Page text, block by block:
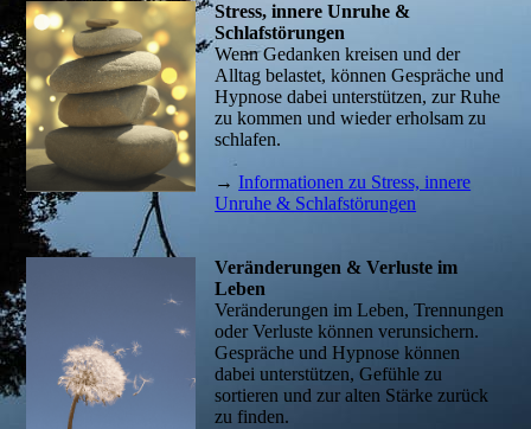
Stress, innere Unruhe &
Schlafstörungen
Wenn Gedanken kreisen und der
Alltag belastet, können Gespräche und
Hypnose dabei unterstützen, zur Ruhe
zu kommen und wieder erholsam zu
schlafen.
→Informationen zu Stress, innere
Unruhe & Schlafstörungen
Veränderungen & Verluste im
Leben
Veränderungen im Leben, Trennungen
oder Verluste können verunsichern.
Gespräche und Hypnose können
dabei unterstützen, Gefühle zu
sortieren und zur alten Stärke zurück
zu finden.